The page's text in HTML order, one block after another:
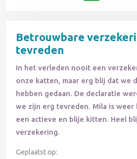
Betrouwbare
tevreden
In het verleden nooit een
onze katten, maar erg blij dat we
hebben gedaan. De declaratie
we zijn erg tevreden. Mila is weer
een actieve en blije kitten. Heel
verzekering.
Geplaatst op: